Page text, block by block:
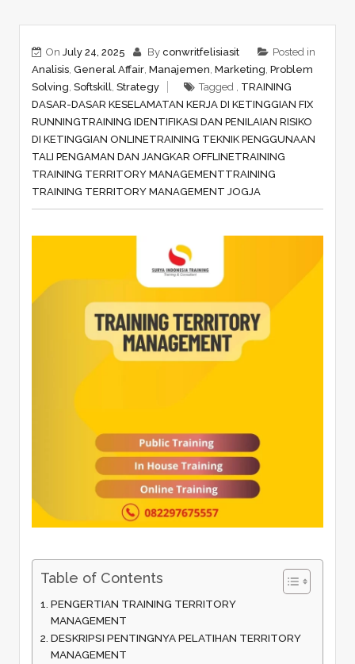
On July 24, 2025 By conwritfelisiasit
Posted in
Analisis, General Affair, Manajemen, Marketing, Problem
Solving, Softskill, Strategy Tagged , TRAINING
DASAR-DASAR KESELAMATAN KERJA DI KETINGGIAN FIX
RUNNINGTRAINING IDENTIFIKASI DAN PENILAIAN RISIKO
DI KETINGGIAN ONLINETRAINING TEKNIK PENGGUNAAN
TALI PENGAMAN DAN JANGKAR OFFLINETRAINING
TRAINING TERRITORY MANAGEMENTTRAINING
TRAINING TERRITORY MANAGEMENT JOGJA
Table of Contents
PENGERTIAN TRAINING TERRITORY
MANAGEMENT
DESKRIPSI PENTINGNYA PELATIHAN TERRITORY
MANAGEMENT